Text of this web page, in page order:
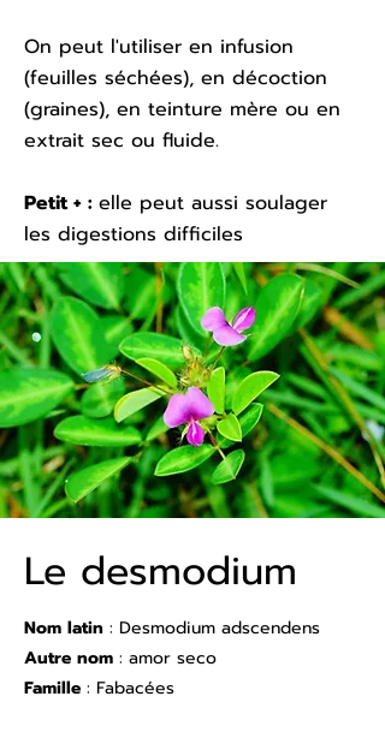
On peut l'utiliser en infusion
(feuilles séchées), en décoction
(graines), en teinture mère ou en
extrait sec ou fluide.
Petit + : elle peut aussi soulager
les digestions difficiles
Le desmodium
Nom latin : Desmodium adscendens
Autre nom : amor seco
Famille : Fabacées